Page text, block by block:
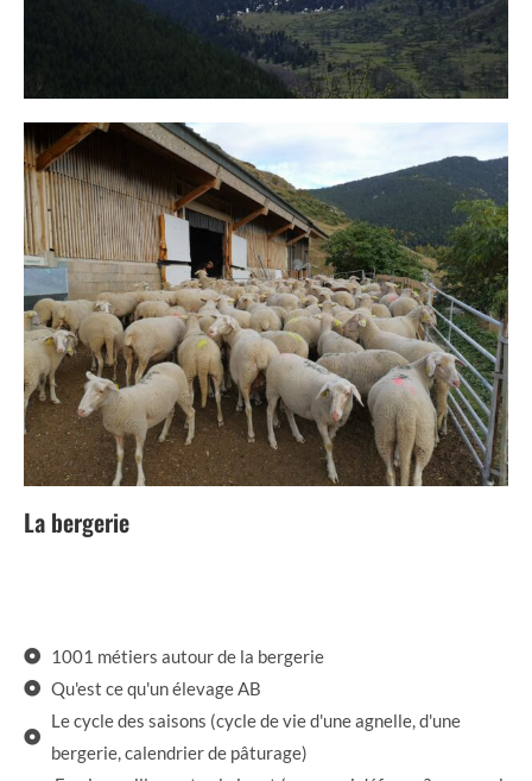
La bergerie
1001 métiers autour de la bergerie
Qu'est ce qu'un élevage AB
Le cycle des saisons (cycle de vie d'une agnelle, d'une
bergerie, calendrier de pâturage)